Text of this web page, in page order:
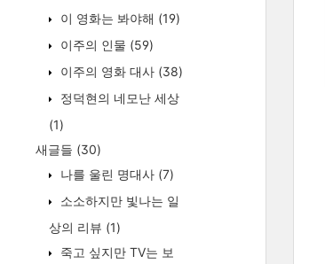
이 영화는 봐야해 (19)
이주의 인물 (59)
이주의 영화 대사 (38)
정덕현의 네모난 세상
(1)
새글들 (30)
나를 울린 명대사 (7)
소소하지만 빛나는 일
상의 리뷰 (1)
죽고 싶지만 TV는 보